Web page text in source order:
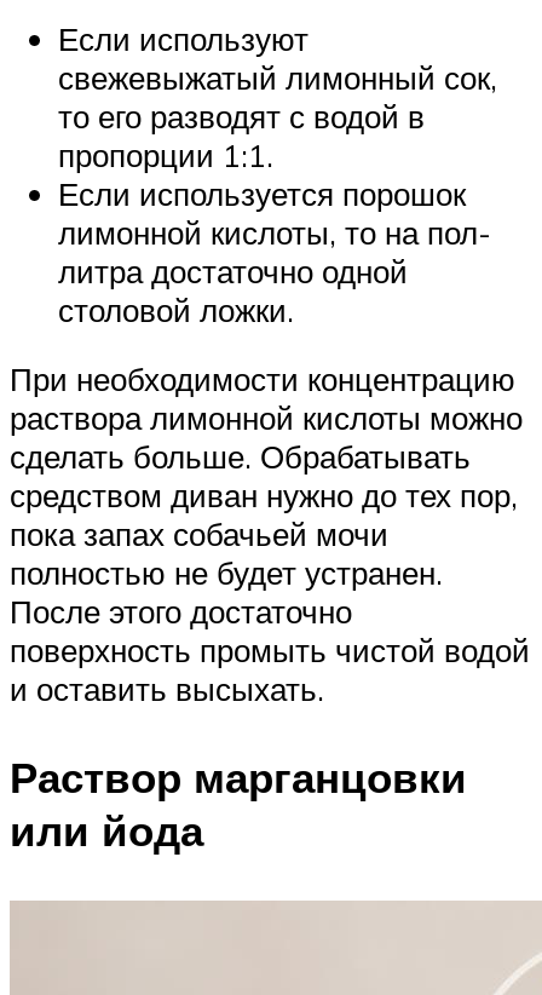
Если используют
свежевыжатый лимонный сок,
то его разводят с водой в
пропорции 1:1.
Если используется порошок
лимонной кислоты, то на пол-
литра достаточно одной
столовой ложки.
При необходимости концентрацию
раствора лимонной кислоты можно
сделать больше. Обрабатывать
средством диван нужно до тех пор,
пока запах собачьей мочи
полностью не будет устранен.
После этого достаточно
поверхность промыть чистой водой
и оставить высыхать.
Раствор марганцовки
или йода